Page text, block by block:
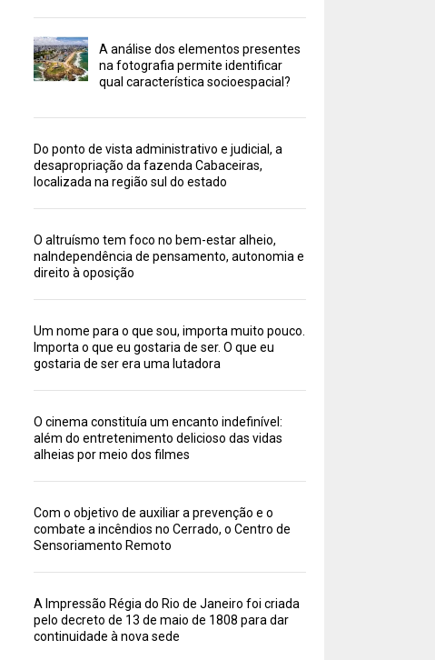
A análise dos elementos presentes
na fotografia permite identificar
qual característica socioespacial?
Do ponto de vista administrativo e judicial, a
desapropriação da fazenda Cabaceiras,
localizada na região sul do estado
O altruísmo tem foco no bem-estar alheio,
naIndependência de pensamento, autonomia e
direito à oposição
Um nome para o que sou, importa muito pouco.
Importa o que eu gostaria de ser. O que eu
gostaria de ser era uma lutadora
O cinema constituía um encanto indefinível:
além do entretenimento delicioso das vidas
alheias por meio dos filmes
Com o objetivo de auxiliar a prevenção e o
combate a incêndios no Cerrado, o Centro de
Sensoriamento Remoto
A Impressão Régia do Rio de Janeiro foi criada
pelo decreto de 13 de maio de 1808 para dar
continuidade à nova sede